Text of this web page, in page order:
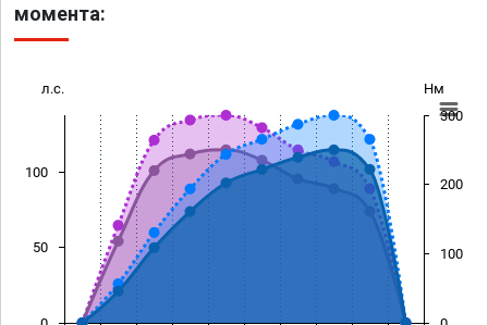
момента:
л.с. Нм
50
100
100
200
300